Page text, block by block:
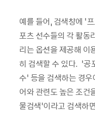
예를 들어, 검색창에 '
포츠 선수들의 각 활동
리는 옵션을 제공해 이
히 검색할 수 있다. ‘
수’ 등을 검색하는 경
어와 관련도 높은 조건
물검색’이라고 검색하